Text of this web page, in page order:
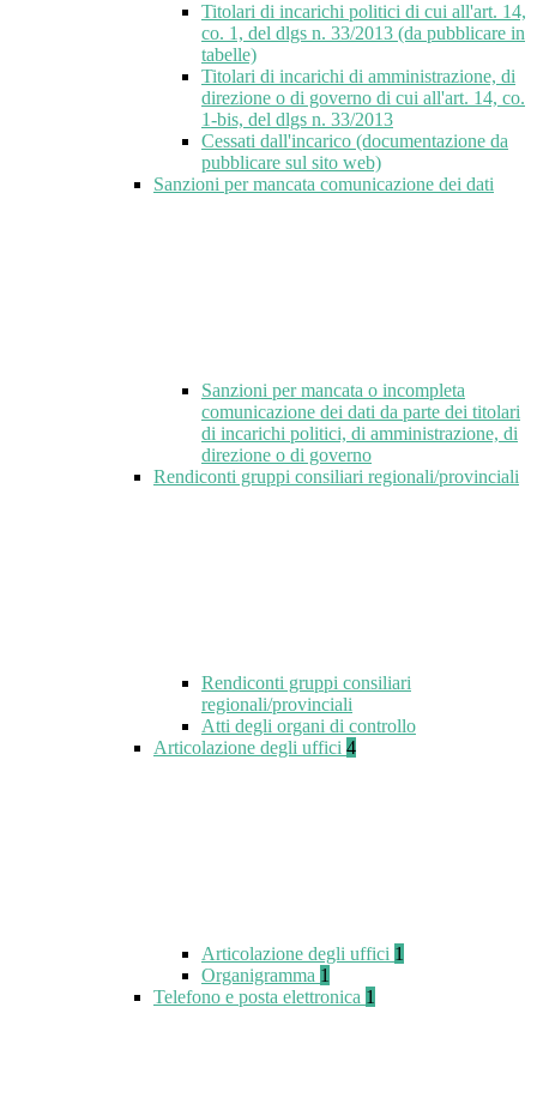
Titolari di incarichi politici di cui all'art. 14,
co. 1, del dlgs n. 33/2013 (da pubblicare in
tabelle)
Titolari di incarichi di amministrazione, di
direzione o di governo di cui all'art. 14, co.
1-bis, del dlgs n. 33/2013
Cessati dall'incarico (documentazione da
pubblicare sul sito web)
Sanzioni per mancata comunicazione dei dati
Sanzioni per mancata o incompleta
comunicazione dei dati da parte dei titolari
di incarichi politici, di amministrazione, di
direzione o di governo
Rendiconti gruppi consiliari regionali/provinciali
Rendiconti gruppi consiliari
regionali/provinciali
Atti degli organi di controllo
Articolazione degli uffici 4
Articolazione degli uffici 1
Organigramma 1
Telefono e posta elettronica 1